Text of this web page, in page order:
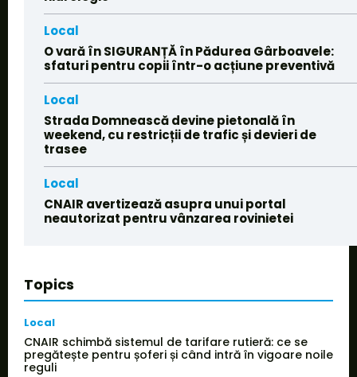
Local
O vară în SIGURANȚĂ în Pădurea Gârboavele:
sfaturi pentru copii într-o acțiune preventivă
Local
Strada Domnească devine pietonală în
weekend, cu restricții de trafic și devieri de
trasee
Local
CNAIR avertizează asupra unui portal
neautorizat pentru vânzarea rovinietei
Topics
Local
CNAIR schimbă sistemul de tarifare rutieră: ce se
pregătește pentru șoferi și când intră în vigoare noile
reguli